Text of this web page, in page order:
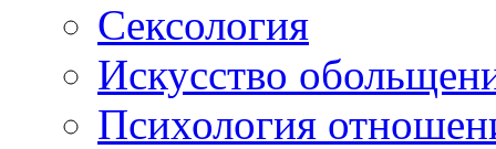
Сексология
Искусство
Психология